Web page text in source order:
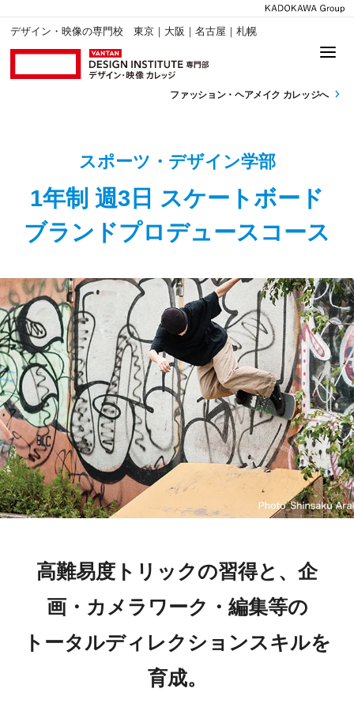
デザイン・映像の専門校 東京｜大阪｜名古屋｜札幌
ファッション・ ヘアメイク カレッジへ
スポーツ・デザイン学部
1年制 週3日 スケートボード
ブランドプロデュースコース
高難易度トリックの習得と、企
画・カメラワーク・編集等の
トータルディレクションスキルを
育成。